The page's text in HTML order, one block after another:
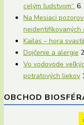
celým ľudstvom“. 6.
Na Mesiaci
neidentifikovaných
Kailas – hora
Dojčenie a alergie
Vo vodovode
potratových liekov
OBCHOD